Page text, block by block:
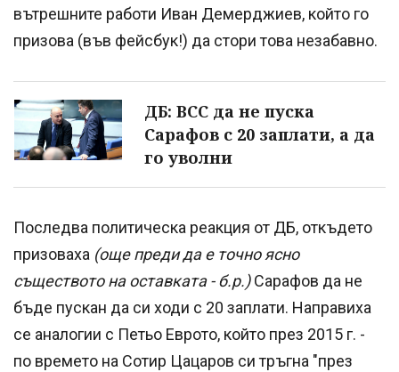
вътрешните работи Иван Демерджиев, който го
призова (във фейсбук!) да стори това незабавно.
ДБ: ВСС да не пуска
Сарафов с 20 заплати, а да
го уволни
Последва политическа реакция от ДБ, откъдето
призоваха (още преди да е точно ясно
съществото на оставката - б.р.)Сарафов да не
бъде пускан да си ходи с 20 заплати. Направиха
се аналогии с Петьо Еврото, който през 2015 г. -
по времето на Сотир Цацаров си тръгна "през